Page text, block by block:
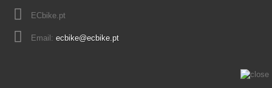
ECbike.pt
Email: ecbike@ecbike.pt